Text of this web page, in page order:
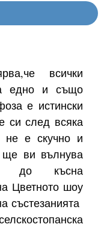
всички
едно и също
е истински
си след всяка
не е скучно и
ви вълнува
до късна
Цветното шоу
състезанията